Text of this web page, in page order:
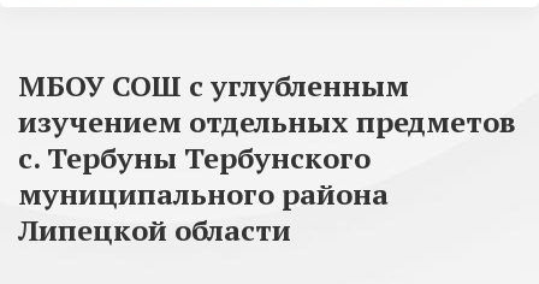
МБОУ СОШ с углубленным
изучением отдельных предметов
с. Тербуны Тербунского
муниципального района
Липецкой области